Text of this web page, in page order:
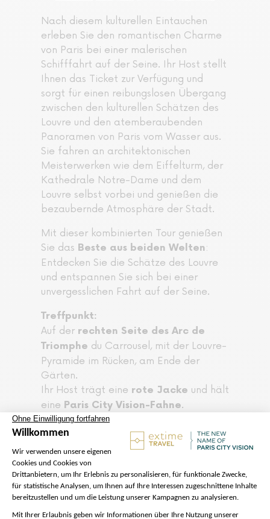
Nach diesem kulturellen Eintauchen
erleben Sie den romantischen Charme
von Paris bei einer malerischen
Schifffahrt auf der Seine. Ihr Host stellt
Ihnen das Ticket zur Verfügung und
sorgt für einen reibungslosen Übergang
zwischen den kulturellen Schätzen des
Louvre und den atemberaubenden
Panoramen von Paris vom Wasser aus.
Sie fahren an architektonischen
Meisterwerken wie dem Eiffelturm, der
Kathedrale Notre-Dame und dem
Louvre selbst vorbei und genießen die
bezaubernde Atmosphäre der Stadt.
Mit dieser kombinierten Tour genießen
Sie das Beste aus beiden Welten:
Entdecken Sie die Schätze des Louvre
und entspannen Sie sich bei einer
unvergesslichen Fahrt auf der Seine.
Treffpunkt:
Auf der rechten Seite des Arc de
Triomphe du Carrousel, mit der Louvre-
Pyramide im Rücken, am Ende der
Gärten.
Ihr Host trägt eine rote Jacke und hält
eine Paris City Vision-Fahne.
➡️ Sehen Sie den Standort auf
Maps hier
Bitte beachten:
Bitte erscheinen Sie 20 Minuten
vor Beginnder Tour am Treffpunkt.
Ihr Host gibt Ihnen Ihr Ticket für die